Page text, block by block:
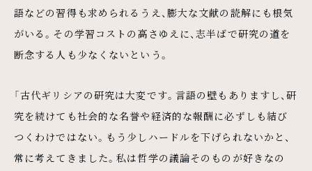
語などの習得も求められるうえ、膨大な文献の読解にも根気
がいる。その学習コストの高さゆえに、志半ばで研究の道を
断念する人も少なくないという。
「古代ギリシアの研究は大変です。言語の壁もありますし、研
究を続けても社会的な名誉や経済的な報酬に必ずしも結び
つくわけではない。もう少しハードルを下げられないかと、
常に考えてきました。私は哲学の議論そのものが好きなの